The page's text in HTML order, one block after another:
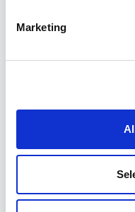
Marketing
Tijdens deze
worden… Lees